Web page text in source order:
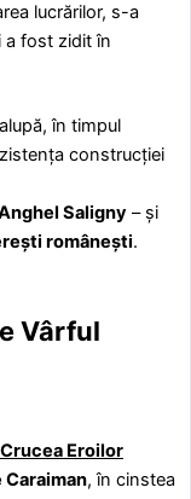
lucrărilor, s-a
a fost zidit în
în timpul
construcției
Saligny – și
românești.
Vârful
Crucea Eroilor
Caraiman, în cinstea